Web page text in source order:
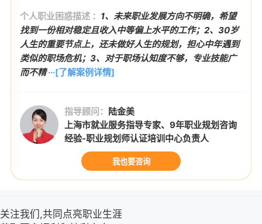
个人职业困惑描述 ： 1、未来职业发展方向不明确，希望
找到一份相对稳定且收入中等偏上水平的工作；2、30岁
人生的重要节点上，还未做好人生的规划，担心中年遇到
类似的职场危机；3、对于职场认知度不够，专业技能广
而不精···[了解案例详情]
指导顾问： 陆金美
上海市就业服务指导专家、9年职业规划咨询
经验-职业规划师认证培训中心负责人
我也要咨询
关注我们,共同点亮职业生涯